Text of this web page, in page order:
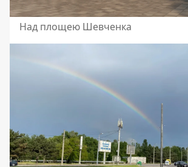
Над площею Шевченка